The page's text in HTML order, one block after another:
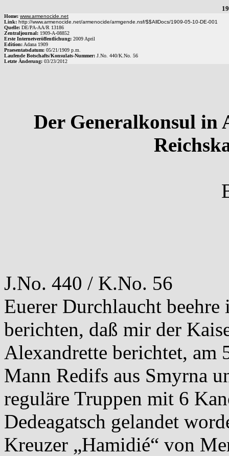
Home: www.armenocide.net
Link: http://www.armenocide.net/armenocide/armgende.nsf/$$AllDocs/1909-05-10-DE-001
Quelle: DE/PA-AA/R 13186
Zentraljournal: 1909-A-08852
Erste Internetveröffentlichung: 2009 April
Edition: Adana 1909
Praesentatsdatum: 05/21/1909 p.m.
Laufende Botschafts/Konsulats-Nummer: J.No. 440/K.No. 56
Letzte Änderung: 03/23/2012
Der Generalkonsul in
J.No. 440 / K.No. 56
Euerer Durchlaucht
berichten, daß mir der
Alexandrette berichtet,
Mann Redifs aus Smyrna
reguläre Truppen mit 6
Dedeagatsch gelandet
Kreuzer „Hamidié“ von